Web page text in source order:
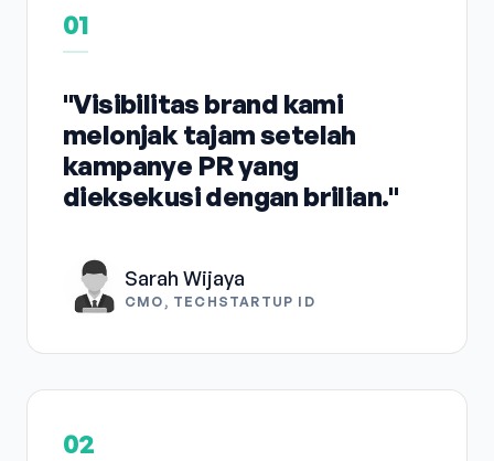
01
"Visibilitas brand kami
melonjak tajam setelah
kampanye PR yang
dieksekusi dengan brilian."
Sarah Wijaya
CMO, TECHSTARTUP ID
02